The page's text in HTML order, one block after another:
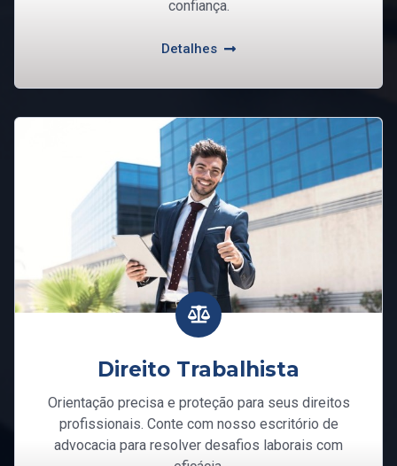
confiança.
Detalhes
Direito Trabalhista
Orientação precisa e proteção para seus direitos
profissionais. Conte com nosso escritório de
advocacia para resolver desafios laborais com